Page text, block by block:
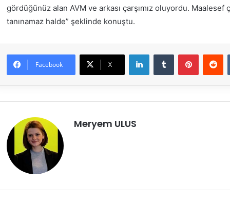
gördüğünüz alan AVM ve arkası çarşımız oluyordu. Maalesef
tanınamaz halde” şeklinde konuştu.
Facebook X
LinkedInTumblr Pinterest
Meryem ULUS